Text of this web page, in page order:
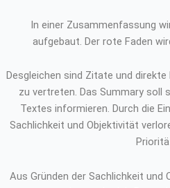
In einer Zusammenfassung
aufgebaut. Der rote Faden
Desgleichen sind Zitate und
zu vertreten. Das Summary soll
Textes informieren. Durch die
Sachlichkeit und Objektivität
Aus Gründen der Sachlichkeit und